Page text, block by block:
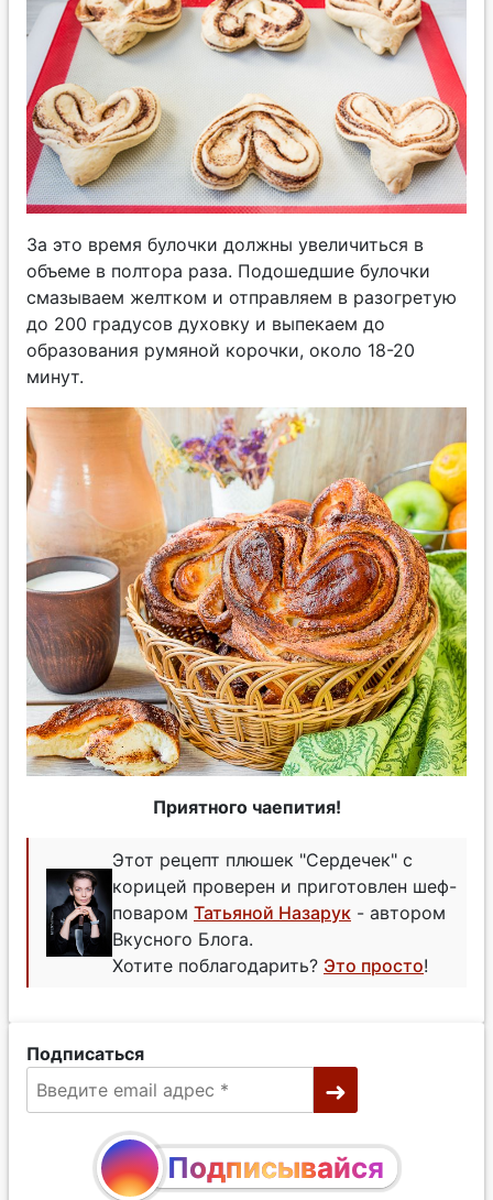
За это время булочки должны увеличиться в
объеме в полтора раза. Подошедшие булочки
смазываем желтком и отправляем в разогретую
до 200 градусов духовку и выпекаем до
образования румяной корочки, около 18-20
минут.
Приятного чаепития!
Этот рецепт плюшек "Сердечек" с
корицей проверен и приготовлен шеф-
поваром Татьяной Назарук - автором
Вкусного Блога.
Хотите поблагодарить? Это просто!
Подписаться
Подписывайся